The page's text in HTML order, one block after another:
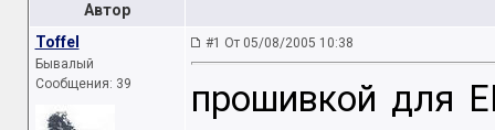
Автор
Toffel
Бывалый
Сообщения: 39
#1 От 05/08/2005 10:38
прошивкой для